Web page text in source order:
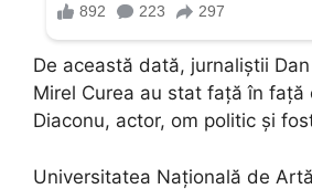
De această dată, jurnaliștii
Mirel Curea au stat față în față
Diaconu, actor, om politic și
Universitatea Națională de